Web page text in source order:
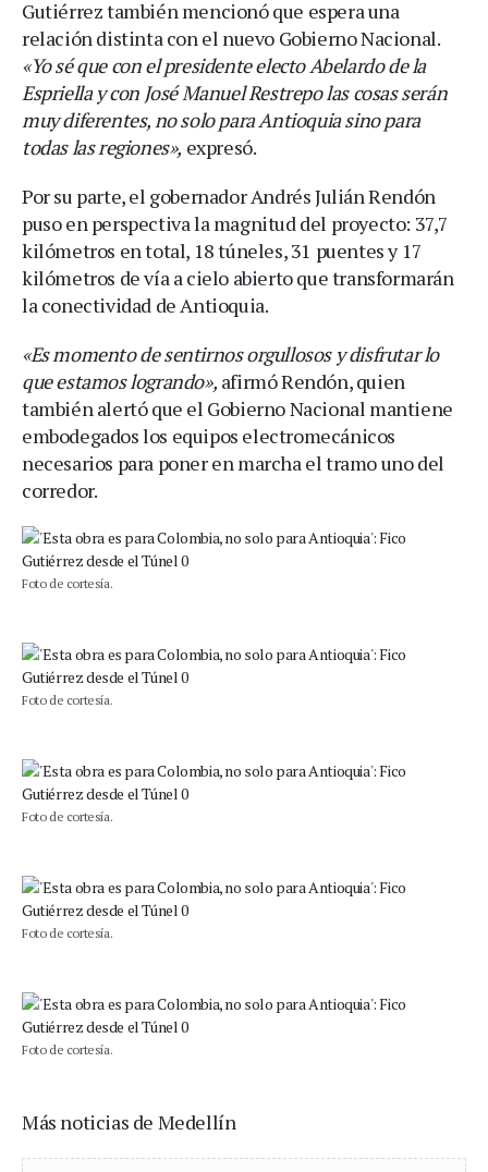
Gutiérrez también mencionó que espera una
relación distinta con el nuevo Gobierno Nacional.
«Yo sé que con el presidente electo Abelardo de la
Espriella y con José Manuel Restrepo las cosas serán
muy diferentes, no solo para Antioquia sino para
todas las regiones», expresó.
Por su parte, el gobernador Andrés Julián Rendón
puso en perspectiva la magnitud del proyecto: 37,7
kilómetros en total, 18 túneles, 31 puentes y 17
kilómetros de vía a cielo abierto que transformarán
la conectividad de Antioquia.
«Es momento de sentirnos orgullosos y disfrutar lo
que estamos logrando», afirmó Rendón, quien
también alertó que el Gobierno Nacional mantiene
embodegados los equipos electromecánicos
necesarios para poner en marcha el tramo uno del
corredor.
Foto de cortesía.
Foto de cortesía.
Foto de cortesía.
Foto de cortesía.
Foto de cortesía.
Más noticias de Medellín